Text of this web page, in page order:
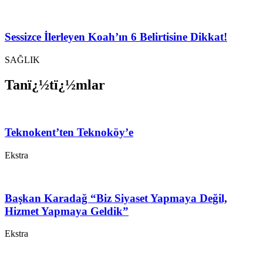
Sessizce İlerleyen Koah’ın 6 Belirtisine Dikkat!
SAĞLIK
Tanï¿½tï¿½mlar
Teknokent’ten Teknoköy’e
Ekstra
Başkan Karadağ “Biz Siyaset Yapmaya Değil,
Hizmet Yapmaya Geldik”
Ekstra